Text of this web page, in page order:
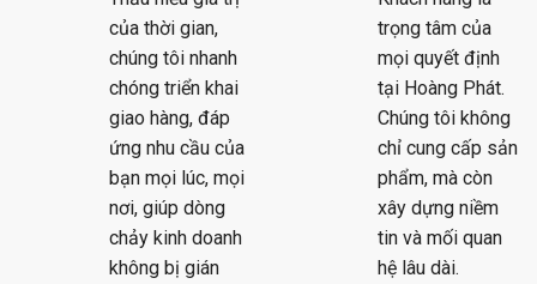
của thời gian,
chúng tôi nhanh
chóng triển khai
giao hàng, đáp
ứng nhu cầu của
bạn mọi lúc, mọi
nơi, giúp dòng
chảy kinh doanh
không bị gián
trọng tâm của
mọi quyết định
tại Hoàng Phát.
Chúng tôi không
chỉ cung cấp sản
phẩm, mà còn
xây dựng niềm
tin và mối quan
hệ lâu dài.